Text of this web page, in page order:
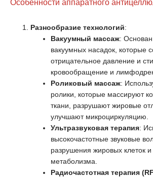
Особенности аппаратного
Разнообразие технологий:
Вакуумный массаж:
вакуумных насадок, которые
отрицательное давление и
кровообращение и
Роликовый массаж:
ролики, которые массируют
ткани, разрушают жировые
улучшают микроциркуляцию.
Ультразвуковая терапия:
высокочастотные звуковые
разрушения жировых клеток
метаболизма.
Радиочастотная терапия